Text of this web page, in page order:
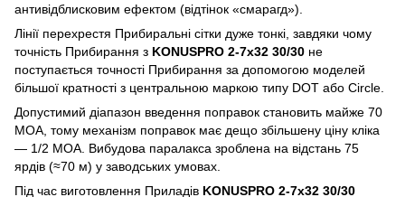
антивідблисковим ефектом (відтінок «смарагд»).
Лінії перехрестя Прибиральні сітки дуже тонкі, завдяки чому
точність Прибирання з KONUSPRO 2-7x32 30/30 не
поступається точності Прибирання за допомогою моделей
більшої кратності з центральною маркою типу DOT або Circle.
Допустимий діапазон введення поправок становить майже 70
MOA, тому механізм поправок має дещо збільшену ціну кліка
— 1/2 MOA. Вибудова паралакса зроблена на відстань 75
ярдів (≈70 м) у заводських умовах.
Під час виготовлення Приладів KONUSPRO 2-7x32 30/30